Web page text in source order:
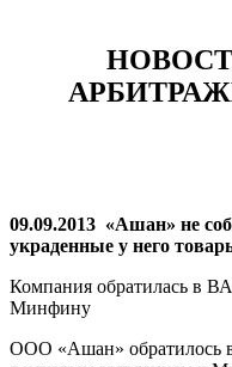
09.09.2013 «Ашан» не
украденные у него
Компания обратилась в
Минфину
ООО «Ашан» обратилось